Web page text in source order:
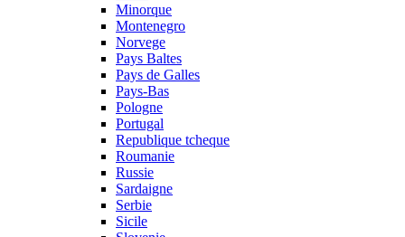
Minorque
Montenegro
Norvege
Pays Baltes
Pays de Galles
Pays-Bas
Pologne
Portugal
Republique tcheque
Roumanie
Russie
Sardaigne
Serbie
Sicile